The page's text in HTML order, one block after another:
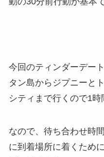
今回のティンダーデー
タン島からジプニーと
シティまで行くので1時
なので、待ち合わせ時
に到着場所に着くため